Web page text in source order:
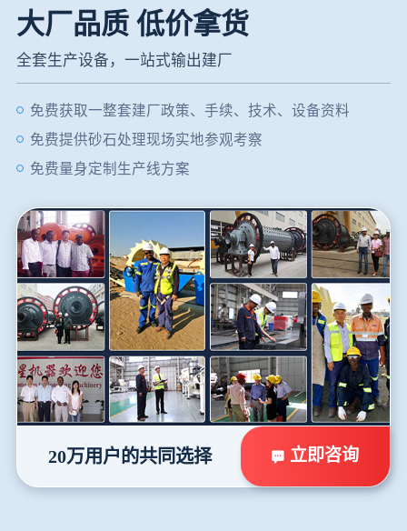
大厂品质 低价拿货
全套生产设备，一站式输出建厂
免费获取一整套建厂政策、手续、技术、设备资料
免费提供砂石处理现场实地参观考察
免费量身定制生产线方案
20万用户的共同选择 立即咨询